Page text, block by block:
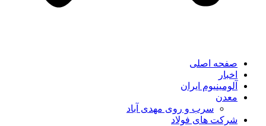
صفحه اصلی
اخبار
آلومینیوم ایران
معدن
سرب و روی مهدی آباد
شرکت های فولاد